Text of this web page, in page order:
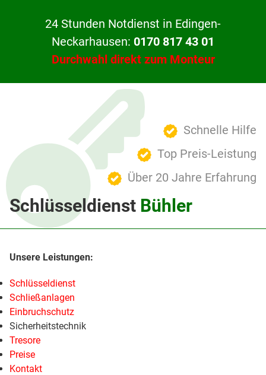
24 Stunden Notdienst in Edingen-
Neckarhausen: 0170 817 43 01
Durchwahl direkt zum Monteur
Schnelle Hilfe
Top Preis-Leistung
Über 20 Jahre Erfahrung
Schlüsseldienst Bühler
Schlüsseldienst
Schließanlagen
Einbruchschutz
Sicherheitstechnik
Tresore
Preise
Kontakt